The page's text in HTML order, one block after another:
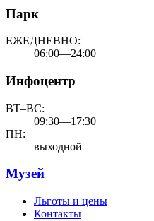
Парк
ЕЖЕДНЕВНО:
06:00—24:00
Инфоцентр
ВТ–ВС:
09:30—17:30
ПН:
выходной
Музей
Льготы и цены
Контакты